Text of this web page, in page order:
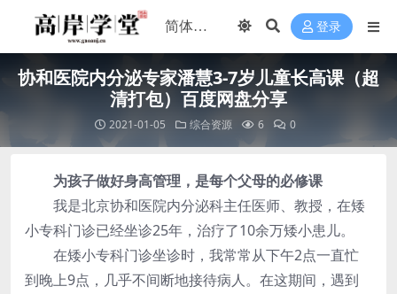
登录
协和医院内分泌专家潘慧3-7岁儿童长高课（超
清打包）百度网盘分享
2021-01-05 综合资源 6 0
为孩子做好身高管理，是每个父母的必修课
我是北京协和医院内分泌科主任医师、教授，在矮
小专科门诊已经坐诊25年，治疗了10余万矮小患儿。
在矮小专科门诊坐诊时，我常常从下午2点一直忙
到晚上9点，几乎不间断地接待病人。在这期间，遇到